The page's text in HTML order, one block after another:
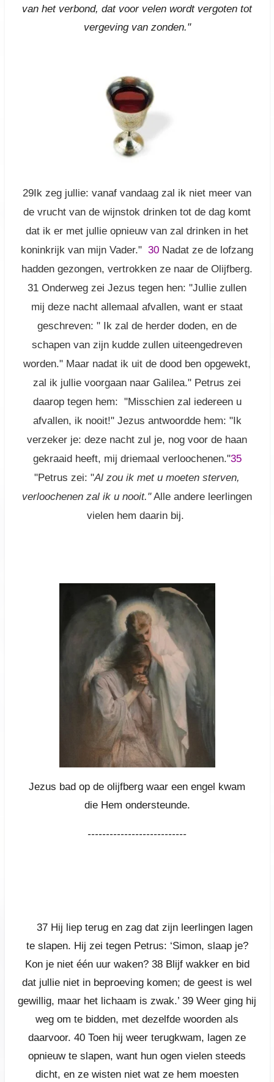
van het verbond, dat voor velen wordt vergoten tot
vergeving van zonden."
29Ik zeg jullie: vanaf vandaag zal ik niet meer van
de vrucht van de wijnstok drinken tot de dag komt
dat ik er met jullie opnieuw van zal drinken in het
koninkrijk van mijn Vader." 30 Nadat ze de lofzang
hadden gezongen, vertrokken ze naar de Olijfberg.
31 Onderweg zei Jezus tegen hen: "Jullie zullen
mij deze nacht allemaal afvallen, want er staat
geschreven: " Ik zal de herder doden, en de
schapen van zijn kudde zullen uiteengedreven
worden." Maar nadat ik uit de dood ben opgewekt,
zal ik jullie voorgaan naar Galilea." Petrus zei
daarop tegen hem: "Misschien zal iedereen u
afvallen, ik nooit!" Jezus antwoordde hem: "Ik
verzeker je: deze nacht zul je, nog voor de haan
gekraaid heeft, mij driemaal verloochenen."35
"Petrus zei: "Al zou ik met u moeten sterven,
verloochenen zal ik u nooit."Alle andere leerlingen
vielen hem daarin bij.
Jezus bad op de olijfberg waar een engel kwam
die Hem ondersteunde.
---------------------------
37 Hij liep terug en zag dat zijn leerlingen lagen
te slapen. Hij zei tegen Petrus: ‘Simon, slaap je?
Kon je niet één uur waken? 38 Blijf wakker en bid
dat jullie niet in beproeving komen; de geest is wel
gewillig, maar het lichaam is zwak.’ 39 Weer ging hij
weg om te bidden, met dezelfde woorden als
daarvoor. 40 Toen hij weer terugkwam, lagen ze
opnieuw te slapen, want hun ogen vielen steeds
dicht, en ze wisten niet wat ze hem moesten